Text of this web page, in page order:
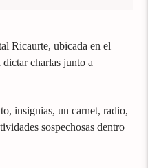
Ricaurte, ubicada en el
charlas junto a
insignias, un carnet, radio,
sospechosas dentro